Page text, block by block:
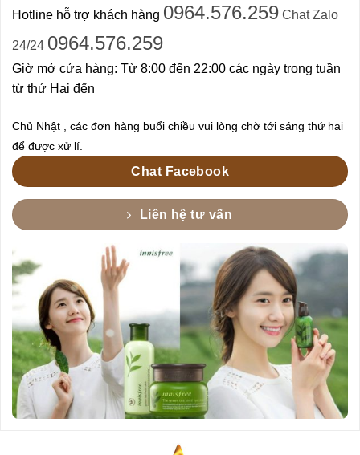
Hotline hỗ trợ khách hàng 0964.576.259Chat Zalo
24/24 0964.576.259
Giờ mở cửa hàng: Từ 8:00 đến 22:00 các ngày trong tuần
từ thứ Hai đến
Chủ Nhật , các đơn hàng buổi chiều vui lòng chờ tới sáng thứ hai
để được xử lí.
Chat Facebook
Liên hệ tư vấn